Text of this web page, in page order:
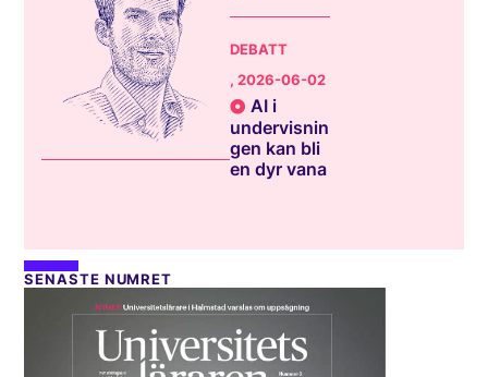
DEBATT
, 2026-06-02
AI i
undervisnin
gen kan bli
en dyr vana
SENASTE NUMRET